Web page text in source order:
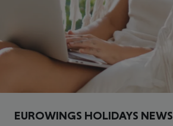
EUROWINGS HOLIDAYS